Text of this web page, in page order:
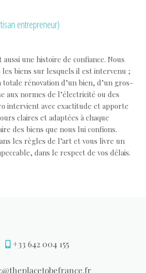
entrepreneur)
aussi une histoire de confiance. Nous
biens sur lesquels il est intervenu ;
totale rénovation d’un bien, d’un gros-
aux normes de l’électricité ou des
intervient avec exactitude et apporte
claires et adaptées à chaque
des biens que nous lui confions.
les règles de l’art et vous livre un
dans le respect de vos délais.
+33 642 004 155